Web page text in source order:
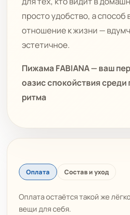
просто удобство, а способ
отношение к жизни —
эстетичное.
Пижама FABIANA — ваш
оазис спокойствия среди
ритма
Оплата Состав и уход
Оплата остаётся такой же
вещи для себя.